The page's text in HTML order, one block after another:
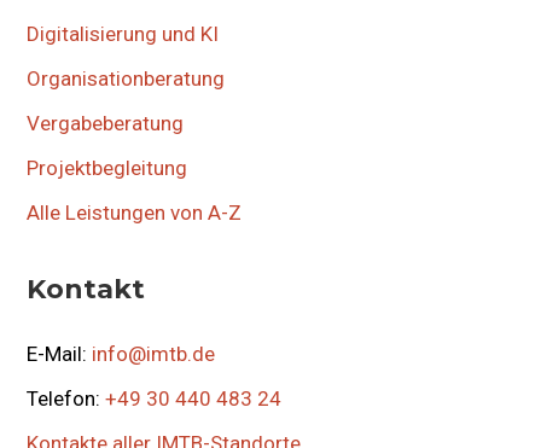
Digitalisierung und KI
Organisationberatung
Vergabeberatung
Projektbegleitung
Alle Leistungen von A-Z
Kontakt
E-Mail: info@imtb.de
Telefon:+49 30 440 483 24
Kontakte aller IMTB-Standorte